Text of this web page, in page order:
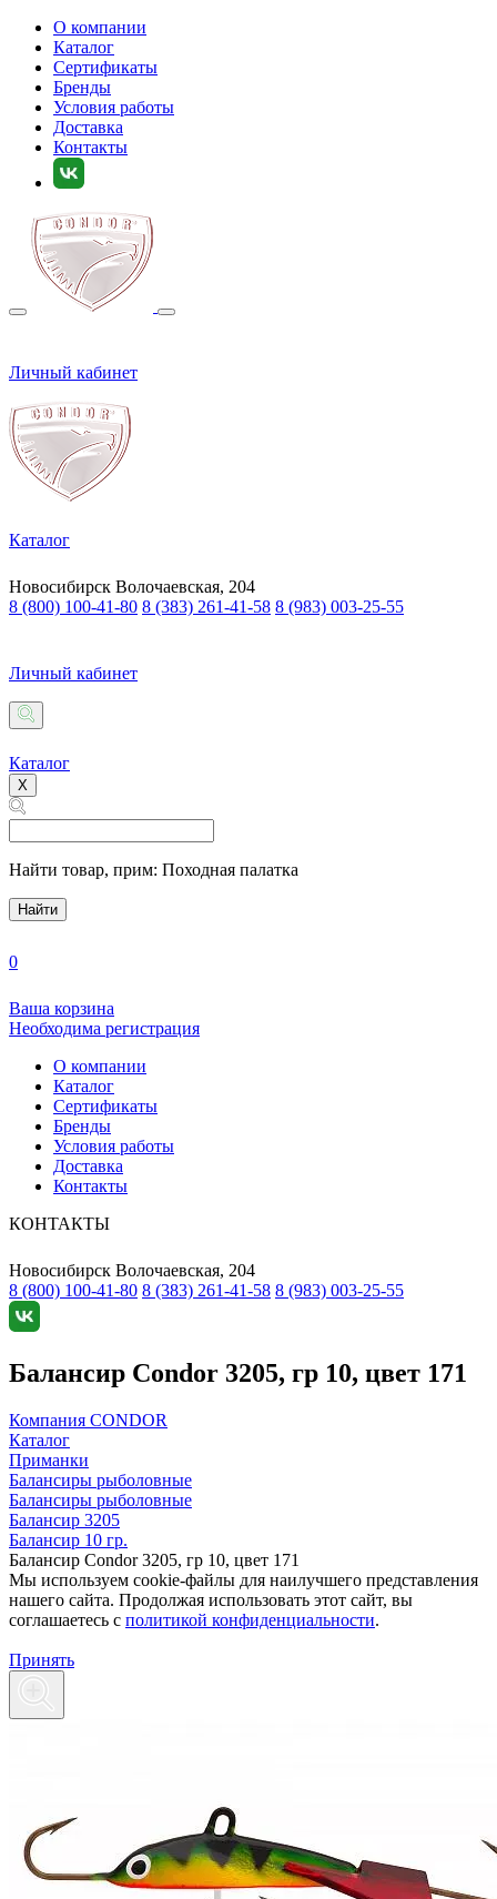
О компании
Каталог
Сертификаты
Бренды
Условия работы
Доставка
Контакты
Личный кабинет
Каталог
Новосибирск Волочаевская, 204
8 (800) 100-41-80 8 (383) 261-41-58 8 (983) 003-25-55
Личный кабинет
Каталог
X
Найти товар, прим: Походная палатка
Найти
0
Ваша корзина
Необходима регистрация
О компании
Каталог
Сертификаты
Бренды
Условия работы
Доставка
Контакты
КОНТАКТЫ
Новосибирск Волочаевская, 204
8 (800) 100-41-80 8 (383) 261-41-58 8 (983) 003-25-55
Балансир Condor 3205, гр 10, цвет 171
Компания CONDOR
Каталог
Приманки
Балансиры рыболовные
Балансиры рыболовные
Балансир 3205
Балансир 10 гр.
Балансир Condor 3205, гр 10, цвет 171
Мы используем cookie-файлы для наилучшего представления
нашего сайта. Продолжая использовать этот сайт, вы
соглашаетесь c политикой конфиденциальности.
Принять